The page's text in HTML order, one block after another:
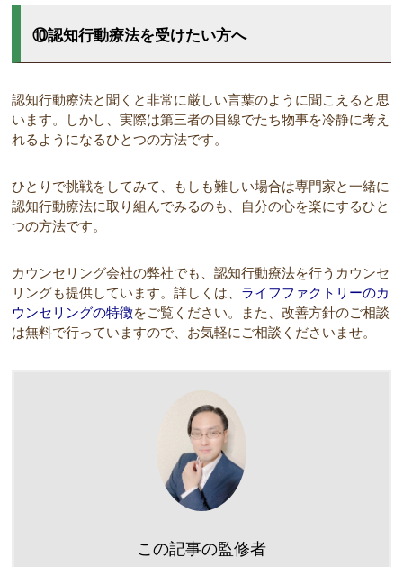
⑩認知行動療法を受けたい方へ
認知行動療法と聞くと非常に厳しい言葉のように聞こえると思
います。しかし、実際は第三者の目線でたち物事を冷静に考え
れるようになるひとつの方法です。
ひとりで挑戦をしてみて、もしも難しい場合は専門家と一緒に
認知行動療法に取り組んでみるのも、自分の心を楽にするひと
つの方法です。
カウンセリング会社の弊社でも、認知行動療法を行うカウンセ
リングも提供しています。詳しくは、 ライフファクトリーのカ
ウンセリングの特徴をご覧ください。また、改善方針のご相談
は無料で行っていますので、お気軽にご相談くださいませ。
この記事の監修者